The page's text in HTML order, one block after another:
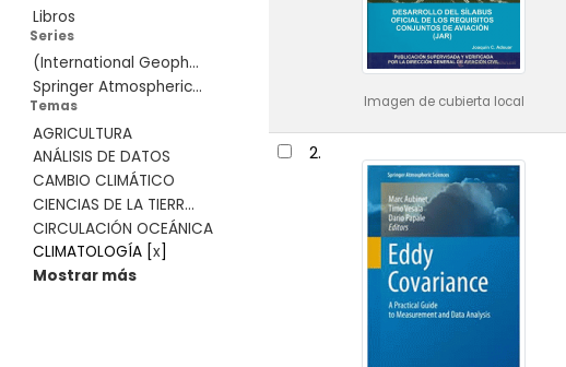
Libros
Series
(International Geoph...
Springer Atmospheric...
Temas
AGRICULTURA
ANÁLISIS DE DATOS
CAMBIO CLIMÁTICO
CIENCIAS DE LA TIERR...
CIRCULACIÓN OCEÁNICA
CLIMATOLOGÍA[ x]
Mostrar más
Imagen de cubierta local
2.